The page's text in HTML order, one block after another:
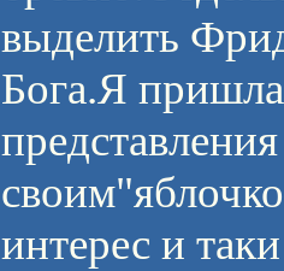
выделить
Бога.Я
интерес и